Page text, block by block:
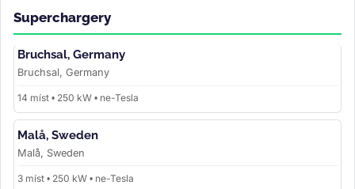
Superchargery
Bruchsal, Germany
Bruchsal, Germany
14 míst • 250 kW • ne-Tesla
Malå, Sweden
Malå, Sweden
3 míst • 250 kW • ne-Tesla